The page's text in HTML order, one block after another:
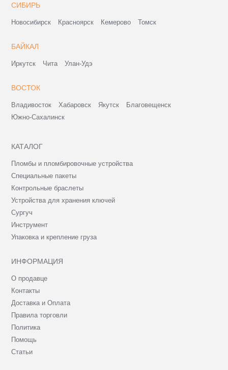
СИБИРЬ
Новосибирск Красноярск Кемерово Томск
БАЙКАЛ
Иркутск Чита Улан-Удэ
ВОСТОК
Владивосток Хабаровск Якутск
Благовещенск
Южно-Сахалинск
КАТАЛОГ
Пломбы и пломбировочные устройства
Специальные пакеты
Контрольные браслеты
Устройства для хранения ключей
Сургуч
Инструмент
Упаковка и крепление груза
ИНФОРМАЦИЯ
О продавце
Контакты
Доставка и Оплата
Правила торговли
Политика
Помощь
Статьи